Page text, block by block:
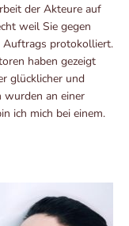
der Akteure auf
weil Sie gegen
Auftrags protokolliert.
haben gezeigt
glücklicher und
wurden an einer
ich mich bei einem.